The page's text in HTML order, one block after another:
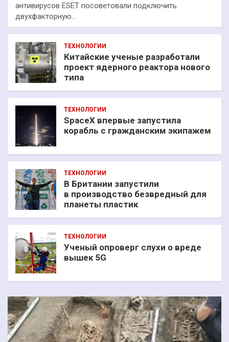
антивирусов ESET посоветовали подключить
двухфакторную…
ТЕХНОЛОГИИ
Китайские ученые разработали
проект ядерного реактора нового
типа
ТЕХНОЛОГИИ
SpaceX впервые запустила
корабль с гражданским экипажем
ТЕХНОЛОГИИ
В Британии запустили
в производство безвредный для
планеты пластик
ТЕХНОЛОГИИ
Ученый опроверг слухи о вреде
вышек 5G